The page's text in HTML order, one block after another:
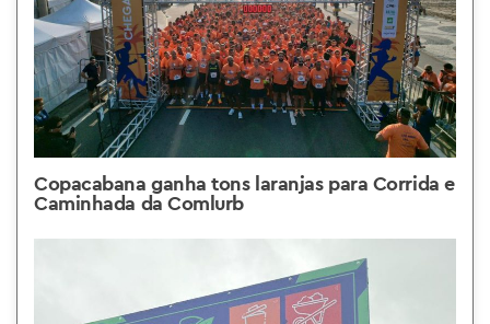
Copacabana ganha tons laranjas para Corrida e
Caminhada da Comlurb